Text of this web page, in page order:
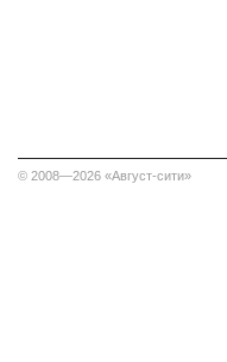
© 2008—2026 «Август-сити»